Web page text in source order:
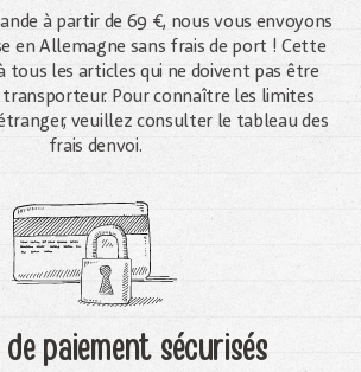
à partir de 69 €, nous vous envoyons
en Allemagne sans frais de port ! Cette
tous les articles qui ne doivent pas être
transporteur. Pour connaître les limites
veuillez consulter le tableau des
frais denvoi.
paiement sécurisés